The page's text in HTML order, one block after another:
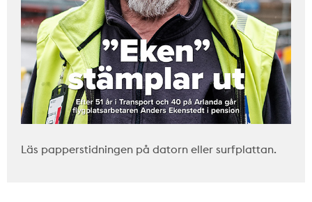
Läs papperstidningen på datorn eller surfplattan.